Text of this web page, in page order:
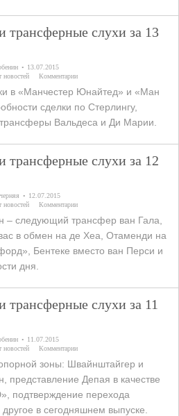
трансферные слухи за 13
13.07.2015
новостей Комментарии
в «Манчестер Юнайтед» и «Ман
сделки по Стерлингу,
Вальдеса и Ди Марии.
трансферные слухи за 12
12.07.2015
новостей Комментарии
– следующий трансфер ван Гала,
в обмен на де Хеа, Отаменди на
Бентеке вместо ван Перси и
дня.
трансферные слухи за 11
11.07.2015
новостей Комментарии
зоны: Швайнштайгер и
представление Депая в качестве
подтверждение перехода
в сегодняшнем выпуске.